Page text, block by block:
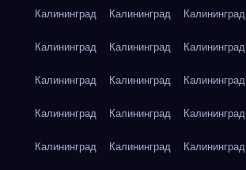
Калининград Калининград Калининград
Калининград Калининград Калининград
Калининград Калининград Калининград
Калининград Калининград Калининград
Калининград Калининград Калининград